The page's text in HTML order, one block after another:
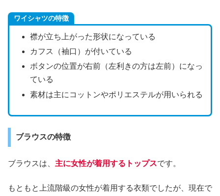
ワイシャツの特徴
襟が立ち上がった形状になっている
カフス（袖口）が付いている
ボタンの位置が右前（左利きの方は左前）になっ
ている
素材は主にコットンやポリエステルが用いられる
ブラウスの特徴
ブラウスは、 主に女性が着用するトップスです。
もともと上流階級の女性が着用する衣類でしたが、現在で